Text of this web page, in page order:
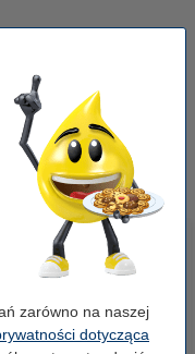
zarówno na naszej
dotycząca